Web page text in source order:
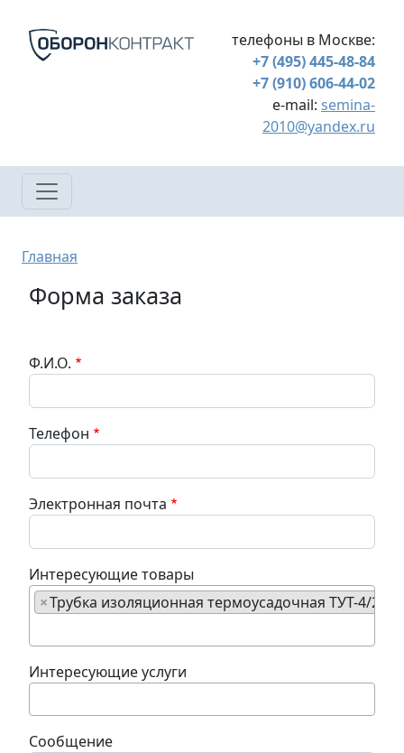
телефоны в Москве:
+7 (495) 445-48-84
+7 (910) 606-44-02
e-mail: semina-
2010@yandex.ru
Строка навигации
Главная
Форма заказа
Ф.И.О.
Телефон
Электронная почта
Интересующие товары
×Трубка изоляционная термоусадочная ТУТ-4/2 мм
Интересующие услуги
Сообщение